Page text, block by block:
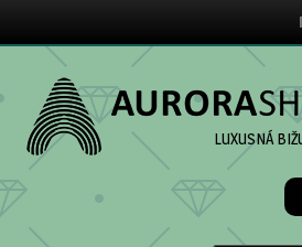
LUXUSNÁ